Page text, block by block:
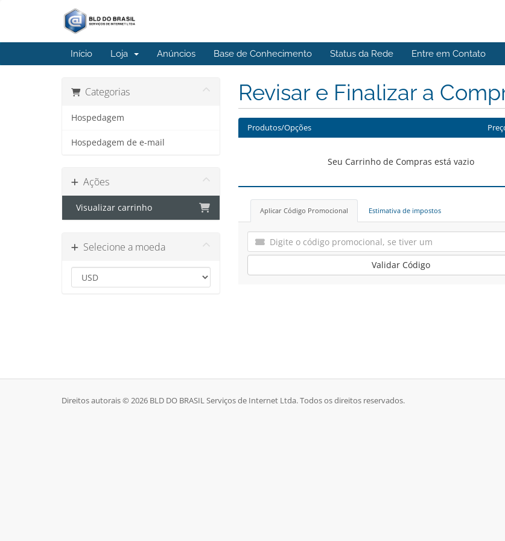
Início Loja Anúncios Base de Conhecimento Status da Rede Entre em Contato
Categorias
Hospedagem
Hospedagem de e-mail
Ações
Visualizar carrinho
Selecione a moeda
Revisar e Finalizar a
Produtos/Opções
Seu Carrinho de Compras está vazio
Aplicar Código Promocional Estimativa de impostos
Validar Código
Direitos autorais © 2026 BLD DO BRASIL Serviços de Internet Ltda. Todos os direitos reservados.